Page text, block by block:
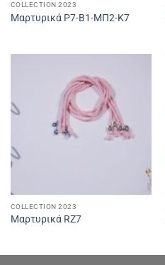
COLLECTION 2023
Μαρτυρικά P7-B1-ΜΠ2-Κ7
COLLECTION 2023
Μαρτυρικά RZ7